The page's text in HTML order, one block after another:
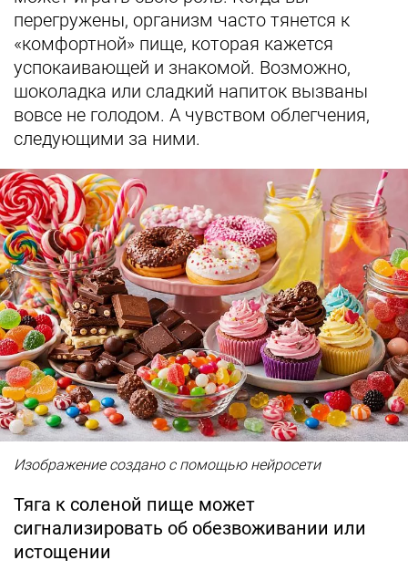
перегружены, организм часто тянется к
«комфортной» пище, которая кажется
успокаивающей и знакомой. Возможно,
шоколадка или сладкий напиток вызваны
вовсе не голодом. А чувством облегчения,
следующими за ними.
Изображение создано с помощью нейросети
Тяга к соленой пище может
сигнализировать об обезвоживании или
истощении